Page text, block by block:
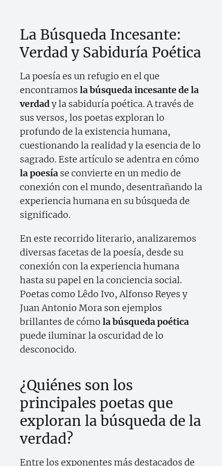
La Búsqueda Incesante:
Verdad y Sabiduría Poética
La poesía es un refugio en el que
encontramos la búsqueda incesante de la
verdady la sabiduría poética. A través de
sus versos, los poetas exploran lo
profundo de la existencia humana,
cuestionando la realidad y la esencia de lo
sagrado. Este artículo se adentra en cómo
la poesía se convierte en un medio de
conexión con el mundo, desentrañando la
experiencia humana en su búsqueda de
significado.
En este recorrido literario, analizaremos
diversas facetas de la poesía, desde su
conexión con la experiencia humana
hasta su papel en la conciencia social.
Poetas como Lêdo Ivo, Alfonso Reyes y
Juan Antonio Mora son ejemplos
brillantes de cómo la búsqueda poética
puede iluminar la oscuridad de lo
desconocido.
¿Quiénes son los
principales poetas que
exploran la búsqueda de la
verdad?
Entre los exponentes más destacados de